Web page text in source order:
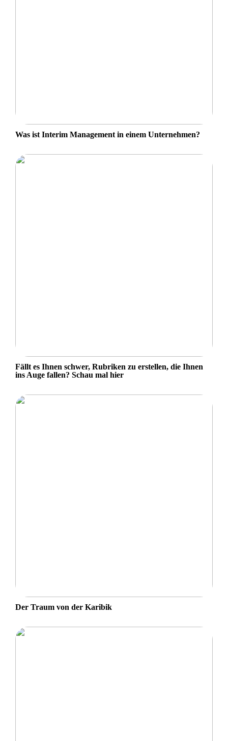
Was ist Interim Management in einem Unternehmen?
Fällt es Ihnen schwer, Rubriken zu erstellen, die Ihnen
ins Auge fallen? Schau mal hier
Der Traum von der Karibik